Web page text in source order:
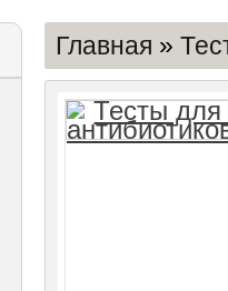
Главная »